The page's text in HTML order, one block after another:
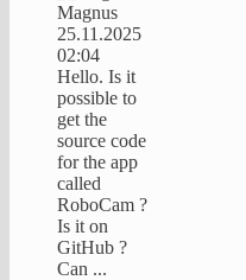
Magnus
25.11.2025
02:04
Hello. Is it
possible to
get the
source code
for the app
called
RoboCam ?
Is it on
GitHub ?
Can ...